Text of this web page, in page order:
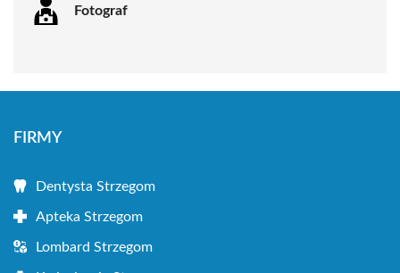
Fotograf
FIRMY
Dentysta Strzegom
Apteka Strzegom
Lombard Strzegom